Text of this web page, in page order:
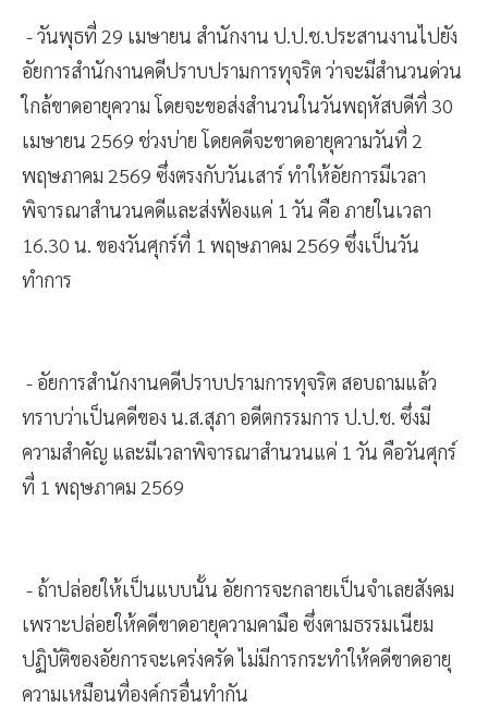
- วันพุธที่ 29 เมษายน สำนักงาน ป.ป.ช.ประสานงานไปยัง
อัยการสำนักงานคดีปราบปรามการทุจริต ว่าจะมีสำนวนด่วน
ใกล้ขาดอายุความ โดยจะขอส่งสำนวนในวันพฤหัสบดีที่ 30
เมษายน 2569 ช่วงบ่าย โดยคดีจะขาดอายุความวันที่ 2
พฤษภาคม 2569 ซึ่งตรงกับวันเสาร์ ทำให้อัยการมีเวลา
พิจารณาสำนวนคดีและส่งฟ้องแค่ 1 วัน คือ ภายในเวลา
16.30 น. ของวันศุกร์ที่ 1 พฤษภาคม 2569 ซึ่งเป็นวัน
ทำการ
- อัยการสำนักงานคดีปราบปรามการทุจริต สอบถามแล้ว
ทราบว่าเป็นคดีของ น.ส.สุภา อดีตกรรมการ ป.ป.ช. ซึ่งมี
ความสำคัญ และมีเวลาพิจารณาสำนวนแค่ 1 วัน คือวันศุกร์
ที่ 1 พฤษภาคม 2569
- ถ้าปล่อยให้เป็นแบบนั้น อัยการจะกลายเป็นจำเลยสังคม
เพราะปล่อยให้คดีขาดอายุความคามือ ซึ่งตามธรรมเนียม
ปฏิบัติของอัยการจะเคร่งครัด ไม่มีการกระทำให้คดีขาดอายุ
ความเหมือนที่องค์กรอื่นทำกัน